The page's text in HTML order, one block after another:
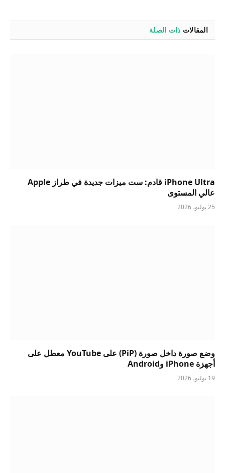
المقالات ذات الصلة
iPhone Ultra قادم: ست ميزات جديدة في طراز Apple
عالي المستوى
25 يوليو، 2026
وضع صورة داخل صورة (PiP) على YouTube معطل على
أجهزة iPhone وAndroid
19 يوليو، 2026